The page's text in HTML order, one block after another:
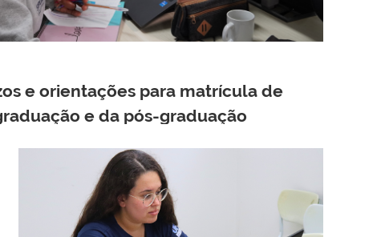
e orientações para matrícula de
e da pós-graduação